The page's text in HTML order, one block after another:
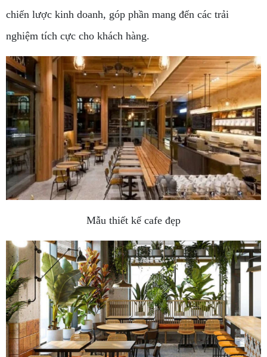
chiến lược kinh doanh, góp phần mang đến các trải
nghiệm tích cực cho khách hàng.
Mẫu thiết kế cafe đẹp